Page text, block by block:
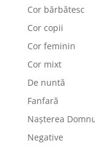
Cor bărbătesc
Cor copii
Cor feminin
Cor mixt
De nuntă
Fanfară
Nașterea
Negative